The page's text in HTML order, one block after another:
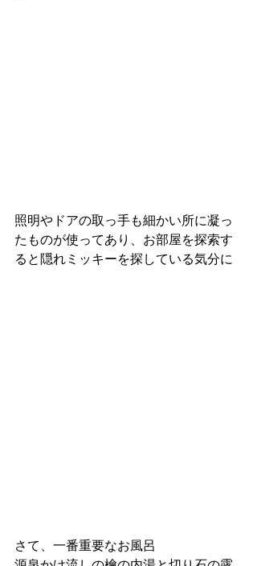
照明やドアの取っ手も細かい所に凝っ
たものが使ってあり、お部屋を探索す
ると隠れミッキーを探している気分に
さて、一番重要なお風呂